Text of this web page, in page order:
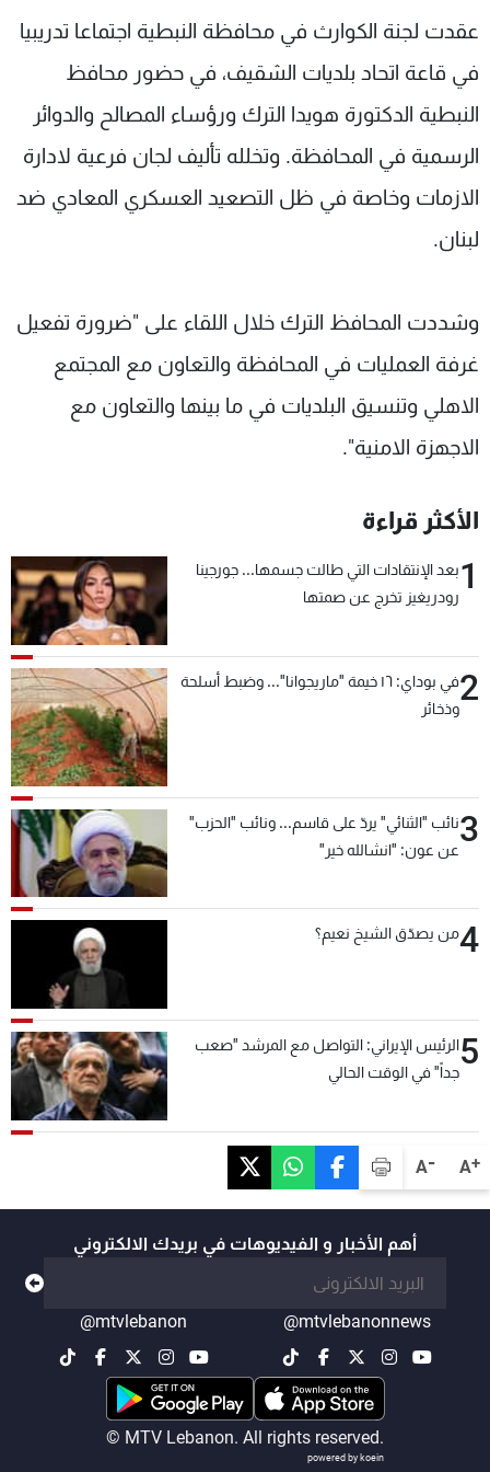
A+
A-
عقدت لجنة الكوارث في محافظة النبطية اجتماعا تدريبيا
في قاعة اتحاد بلديات الشقيف، في حضور محافظ
النبطية الدكتورة هويدا الترك ورؤساء المصالح والدوائر
الرسمية في المحافظة. وتخلله تأليف لجان فرعية لادارة
الازمات وخاصة في ظل التصعيد العسكري المعادي ضد
لبنان.
وشددت المحافظ الترك خلال اللقاء على "ضرورة تفعيل
غرفة العمليات في المحافظة والتعاون مع المجتمع
الاهلي وتنسيق البلديات في ما بينها والتعاون مع
الاجهزة الامنية".
الأكثر قراءة
1بعد الإنتقادات التي طالت جسمها... جورجينا
رودريغيز تخرج عن صمتها
2
في بوداي: ١٦ خيمة "ماريجوانا"... وضبط أسلحة
وذخائر
3نائب "الثنائي" يردّ على قاسم... ونائب "الحزب"
عن عون: "انشالله خير"
4من يصدّق الشيخ نعيم؟
5الرئيس الإيراني: التواصل مع المرشد "صعب
جداً" في الوقت الحالي
أهم الأخبار و الفيديوهات في بريدك الالكتروني
@mtvlebanonnews
@mtvlebanon
© MTV Lebanon. All rights reserved.
powered by koein
شاهد البرامج
عن MTV
الإنـتـاج
لاعلاناتكم
وظائف
تواصل معنا
شروط الإسـتخدام
سياسة الخصوصية